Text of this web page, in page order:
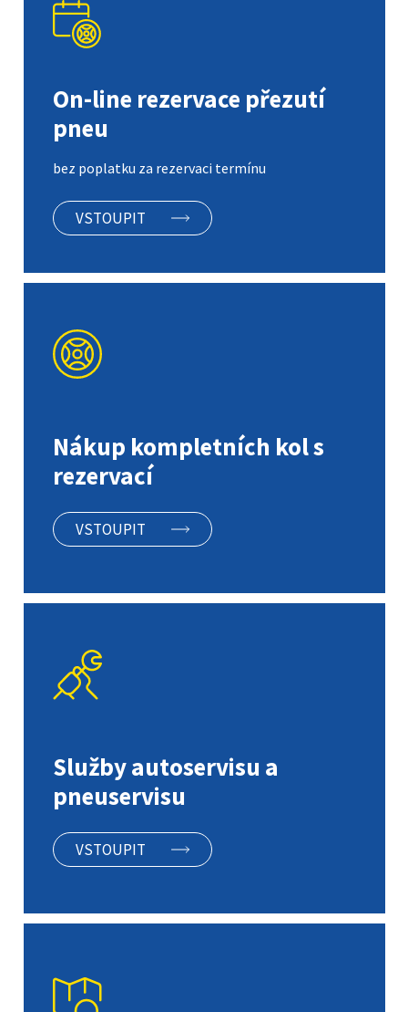
On-line rezervace přezutí
pneu
bez poplatku za rezervaci termínu
VSTOUPIT
Nákup kompletních kol s
rezervací
VSTOUPIT
Služby autoservisu a
pneuservisu
VSTOUPIT